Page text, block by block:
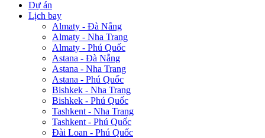
Dự án
Lịch bay
Almaty - Đà Nẵng
Almaty - Nha Trang
Almaty - Phú Quốc
Astana - Đà Nẵng
Astana - Nha Trang
Astana - Phú Quốc
Bishkek - Nha Trang
Bishkek - Phú Quốc
Tashkent - Nha Trang
Tashkent - Phú Quốc
Đài Loan - Phú Quốc